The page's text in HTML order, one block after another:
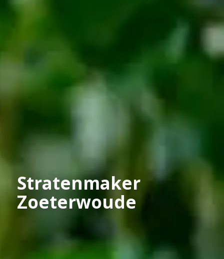
Stratenmaker
Zoeterwoude